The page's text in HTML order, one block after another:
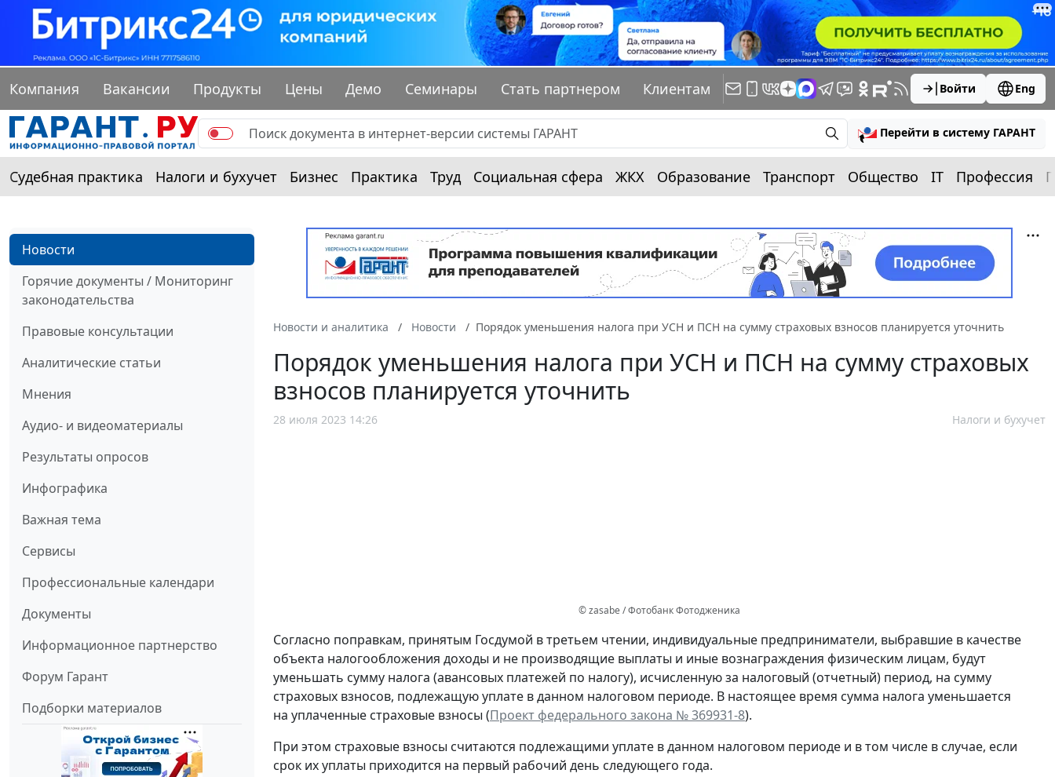
Компания Вакансии Продукты Цены Демо Семинары Стать партнером Клиентам Войти Eng
Перейти в систему ГАРАНТ
Судебная практика Налоги и бухучет Бизнес Практика Труд Социальная сфера ЖКХ Образование Транспорт Общество IT Профессия
Новости
Горячие документы / Мониторинг
законодательства
Правовые консультации
Аналитические статьи
Мнения
Аудио- и видеоматериалы
Результаты опросов
Инфографика
Важная тема
Сервисы
Профессиональные календари
Документы
Информационное партнерство
Форум Гарант
Подборки материалов
Новости и аналитика Новости Порядок уменьшения налога при УСН и ПСН на сумму страховых взносов планируется уточнить
Порядок уменьшения налога при УСН и ПСН на сумму страховых
взносов планируется уточнить
28 июля 2023 14:26 Налоги и бухучет
© zasabe / Фотобанк Фотодженика
Согласно поправкам, принятым Госдумой в третьем чтении, индивидуальные предприниматели, выбравшие в качестве
объекта налогообложения доходы и не производящие выплаты и иные вознаграждения физическим лицам, будут
уменьшать сумму налога (авансовых платежей по налогу), исчисленную за налоговый (отчетный) период, на сумму
страховых взносов, подлежащую уплате в данном налоговом периоде. В настоящее время сумма налога уменьшается
на уплаченные страховые взносы (Проект федерального закона № 369931-8).
При этом страховые взносы считаются подлежащими уплате в данном налоговом периоде и в том числе в случае, если
срок их уплаты приходится на первый рабочий день следующего года.